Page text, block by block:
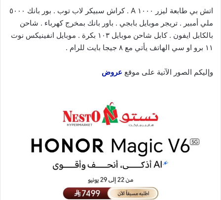
اتش بي طابعة ليزر ١٠٠٠ A . كراش سبيكر لاب توب . بور بانك ٥٠٠٠
ملي أمبير . تريجر موبايل بابجي . باور بانك بمخرج كهرباء . شاحن
بالكابل ايفون . كابل شاحن موبايل ١٠٣ بكرة . موبايل انفينيكس نوت
١١ برو او سي الهاتف يأتي مع ٨ جيجا بايت للرام .
وإليكم الصور الآتية على موقع عروض